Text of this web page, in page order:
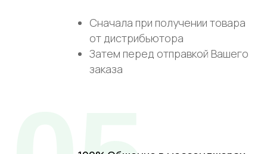
Сначала при получении товара
от дистрибьютора
Затем перед отправкой Вашего
заказа